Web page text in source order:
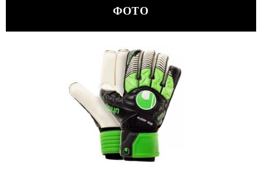
ФОТО